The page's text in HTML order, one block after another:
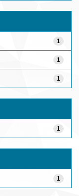
1
1
1
1
1